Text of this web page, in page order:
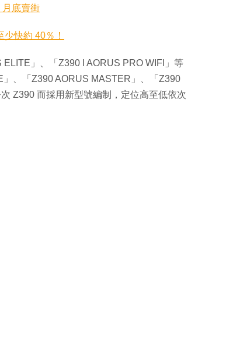
月底賣街
快約 40％！
」、「Z390 I AORUS PRO WIFI」等
、「Z390 AORUS MASTER」、「Z390
Z390 而採用新型號編制，定位高至低依次